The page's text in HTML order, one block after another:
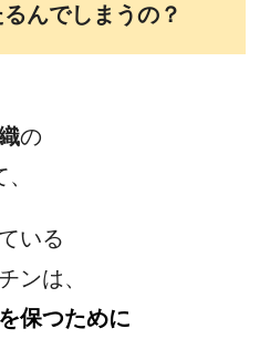
んでしまうの？
の
いる
ンは、
保つために